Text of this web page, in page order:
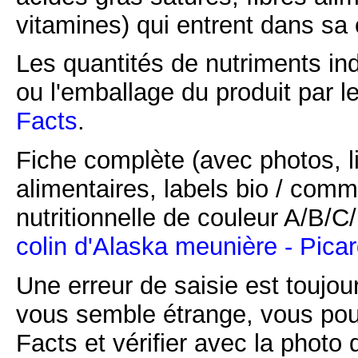
vitamines) qui entrent dans sa
Les quantités de nutriments
ou l'emballage du produit par
Facts.
Fiche complète (avec photos,
alimentaires, labels bio /
nutritionnelle de couleur A/B/
colin d'Alaska meunière -
Une erreur de saisie est
vous semble étrange, vous
Facts et vérifier avec la photo